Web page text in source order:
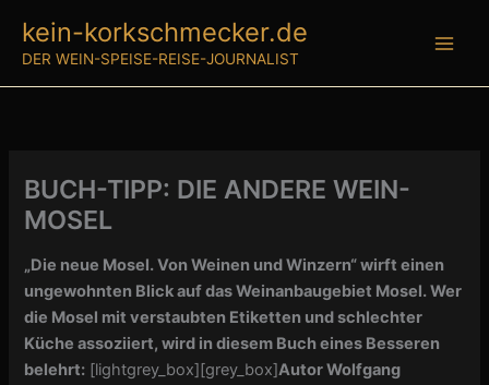
Inhalt
springen
kein-korkschmecker.de
DER WEIN-SPEISE-REISE-JOURNALIST
BUCH-TIPP: DIE ANDERE WEIN-
MOSEL
„Die neue Mosel. Von Weinen und Winzern“ wirft einen
ungewohnten Blick auf das Weinanbaugebiet Mosel. Wer
die Mosel mit verstaubten Etiketten und schlechter
Küche assoziiert, wird in diesem Buch eines Besseren
belehrt: [lightgrey_box][grey_box]Autor Wolfgang